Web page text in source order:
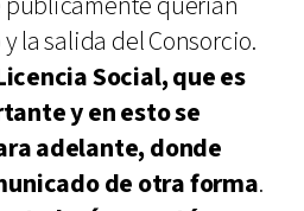
querían
la salida del Consorcio.
Social, que es
y en esto se
adelante, donde
de otra forma.